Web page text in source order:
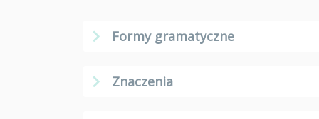
Formy gramatyczne
Znaczenia